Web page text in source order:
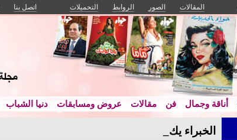
المقالات الصور الروابط التحميلات اتصل بنا
أناقة وجمال فن مقالات عروض ومسابقات دنيا الشباب
الخبراء يكشفون: أس_